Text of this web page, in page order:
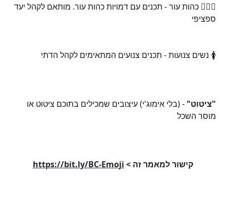
🙍🏾‍♀️ כהות עור - תכנים עם דמויות כהות עור. מותאם לקהל יעד
ספציפי
🚺 נשים צנועות - תכנים צנועים המתאימים לקהל הדתי
"ציטוט" - (בלי אימוג'י) עיצובים שמכילים בתוכם ציטוט או
מוסר השכל
קישור למאמר זה > https://bit.ly/BC-Emoji